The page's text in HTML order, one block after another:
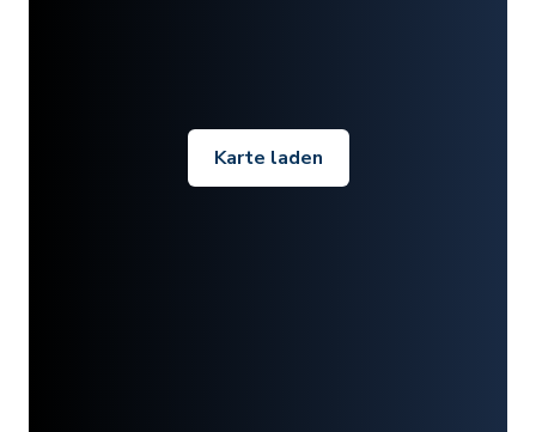
Karte laden